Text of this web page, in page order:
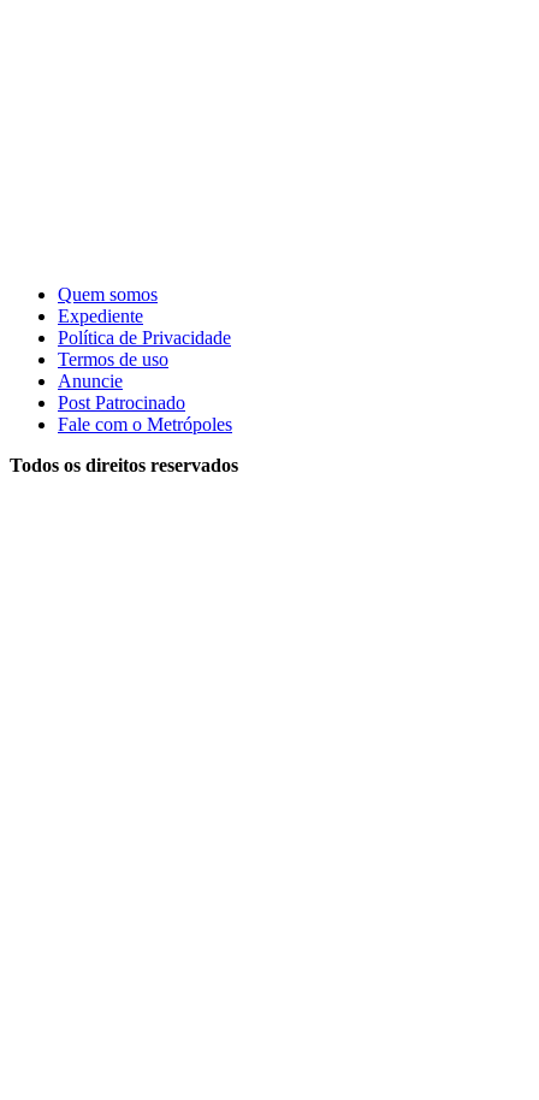
Quem somos
Expediente
Política de Privacidade
Termos de uso
Anuncie
Post Patrocinado
Fale com o Metrópoles
Todos os direitos reservados